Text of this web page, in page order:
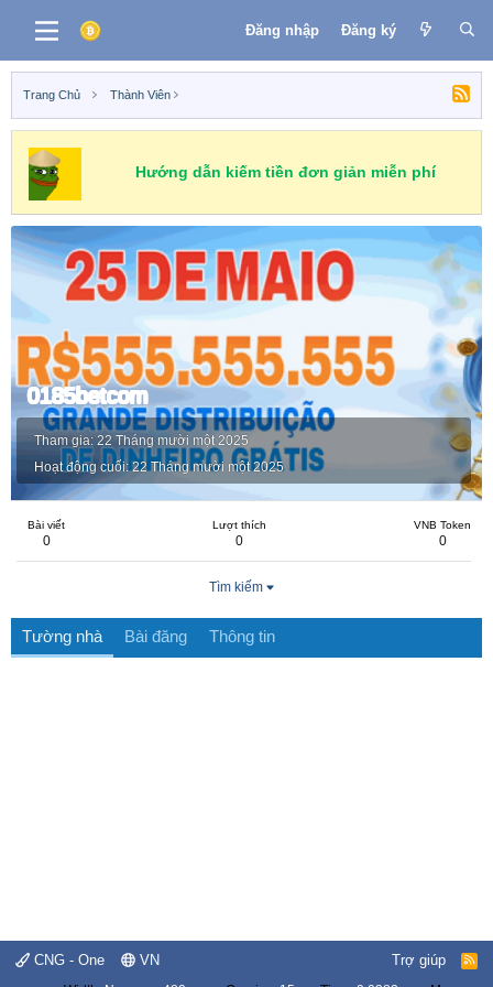
Đăng nhập Đăng ký
Trang Chủ Thành Viên
Hướng dẫn kiếm tiền đơn giản miễn phí
0185betcom
Tham gia 22 Tháng mười một 2025
Hoạt động cuối 22 Tháng mười một 2025
Bài viết
0
Lượt thích
0
VNB Token
0
Tìm kiếm
Tường nhà Bài đăng Thông tin
CNG - One VN Trợ giúp
R